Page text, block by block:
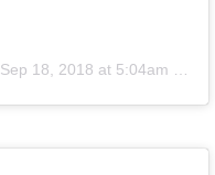
Sep 18, 2018 at 5:04am PDT